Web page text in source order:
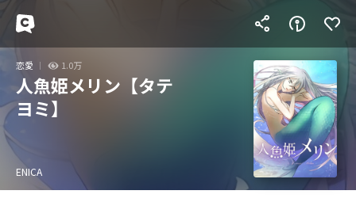
恋愛 1.0万
人魚姫メリン【タテ
ヨミ】
ENICA